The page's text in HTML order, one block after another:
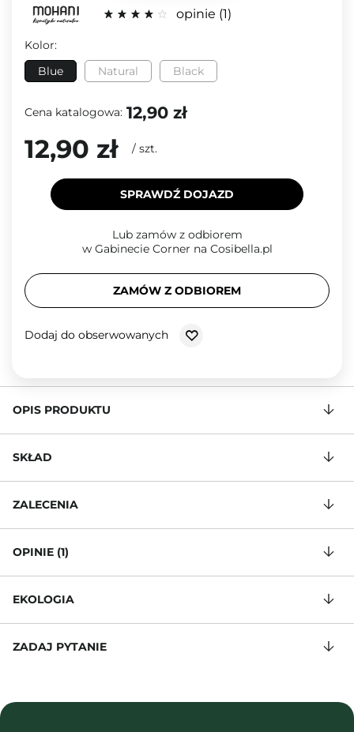
opinie 1
Kolor:
Blue
Natural Black
Cena katalogowa: 12,90 zł
12,90 zł / szt.
SPRAWDŹ DOJAZD
Lub zamów z odbiorem
w Gabinecie Corner na Cosibella.pl
ZAMÓW Z ODBIOREM
Dodaj do obserwowanych
OPIS PRODUKTU
SKŁAD
ZALECENIA
OPINIE (1)
EKOLOGIA
ZADAJ PYTANIE